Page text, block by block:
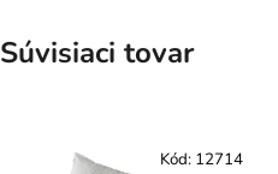
Súvisiaci tovar
Kód: 12714